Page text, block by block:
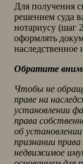
Для получения
решением суда
нотариусу (шаг
оформлять
наследственное
Обратите
Чтобы не
праве на
установлении
права
об
признании
недвижимое